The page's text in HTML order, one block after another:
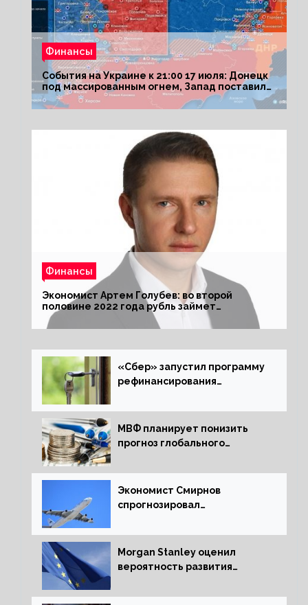
Финансы
События на Украине к 21:00 17 июля: Донецк
под массированным огнем, Запад поставил
Киеву ультиматум
Финансы
Экономист Артем Голубев: во второй
половине 2022 года рубль займет
комфортный курс
«Сбер» запустил программу
рефинансирования
МВФ планирует понизить
прогноз глобального
следующем отчете
Экономист Смирнов
спрогнозировал
России
Morgan Stanley оценил
вероятность развития